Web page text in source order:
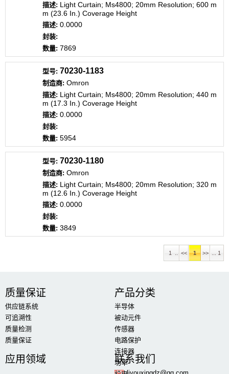
Light Curtain; Ms4800; 20mm Resolution; 600 m
m (23.6 In.) Coverage Height
0.0000
7869
70230-1183
Omron
Light Curtain; Ms4800; 20mm Resolution; 440 m
m (17.3 In.) Coverage Height
0.0000
5954
70230-1180
Omron
Light Curtain; Ms4800; 20mm Resolution; 320 m
m (12.6 In.) Coverage Height
0.0000
3849
1 .. << 1 >> ... 1
质量保证
供应链系统
可追溯性
质量检测
质量保证
产品分类
半导体
被动元件
传感器
电路保护
连接器
功率
应用领域 联系我们